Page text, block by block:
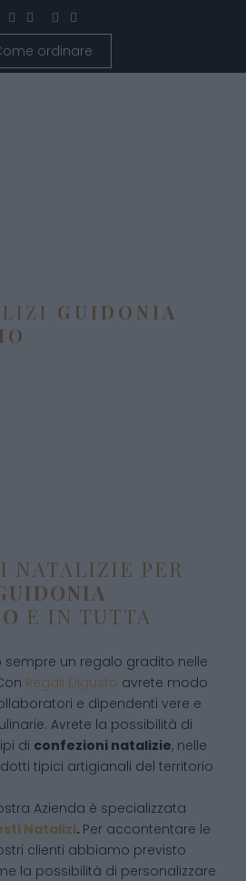
ordinare
GUIDONIA
NATALIZIE PER
E IN TUTTA
sempre un regalo gradito nelle
Regali Digusto avrete modo
e dipendenti vere e
Avrete la possibilità di
di confezioni natalizie, nelle
tipici artigianali del territorio
Azienda è specializzata
Natalizi. Per accontentare le
clienti abbiamo previsto
la possibilità di personalizzare